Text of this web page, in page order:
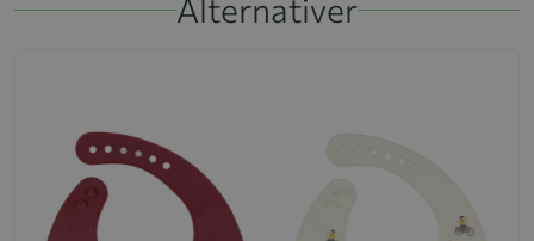
Alternativer